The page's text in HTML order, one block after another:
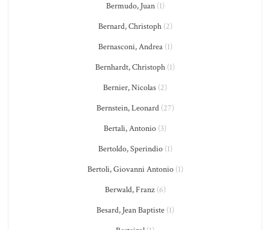
Bermudo, Juan(1)
Bernard, Christoph(2)
Bernasconi, Andrea(1)
Bernhardt, Christoph (1)
Bernier, Nicolas (2)
Bernstein, Leonard(27)
Bertali, Antonio (3)
Bertoldo, Sperindio(1)
Bertoli, Giovanni Antonio(1)
Berwald, Franz(6)
Besard, Jean Baptiste(1)